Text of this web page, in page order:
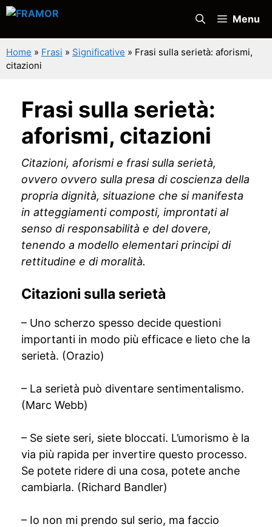
Vai
contenuto
Menu
Home » Frasi » Significative » Frasi sulla serietà: aforismi,
citazioni
Frasi sulla serietà:
aforismi, citazioni
Citazioni, aforismi e frasi sulla serietà,
ovvero ovvero sulla presa di coscienza della
propria dignità, situazione che si manifesta
in atteggiamenti composti, improntati al
senso di responsabilità e del dovere,
tenendo a modello elementari principi di
rettitudine e di moralità.
Citazioni sulla serietà
– Uno scherzo spesso decide questioni
importanti in modo più efficace e lieto che la
serietà. (Orazio)
– La serietà può diventare sentimentalismo.
(Marc Webb)
– Se siete seri, siete bloccati. L’umorismo è la
via più rapida per invertire questo processo.
Se potete ridere di una cosa, potete anche
cambiarla. (Richard Bandler)
– Io non mi prendo sul serio, ma faccio